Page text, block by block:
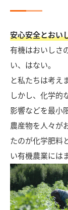
安心安全とおい
有機はおいしさ
い、はない。
と私たちは考え
しかし、化学的
影響などを最小
農産物を人々が
たのが化学肥料
い有機農業には